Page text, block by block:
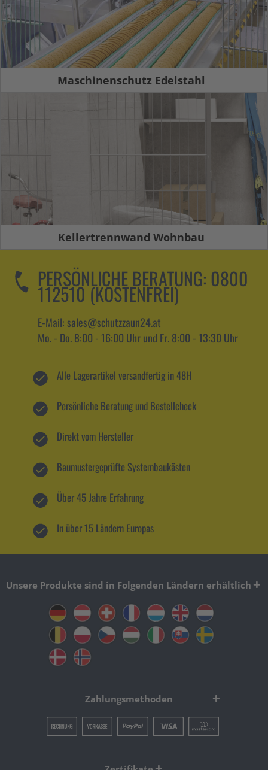
Maschinenschutz Edelstahl
Kellertrennwand Wohnbau
PERSÖNLICHE BERATUNG: 0800
112510 (KOSTENFREI)
E-Mail: sales@schutzzaun24.at
Mo. - Do. 8:00 - 16:00 Uhr und Fr. 8:00 - 13:30 Uhr
Alle Lagerartikel versandfertig in 48H
Persönliche Beratung und Bestellcheck
Direkt vom Hersteller
Baumustergeprüfte Systembaukästen
Über 45 Jahre Erfahrung
In über 15 Ländern Europas
Unsere Produkte sind in Folgenden Ländern erhältlich
Zahlungsmethoden